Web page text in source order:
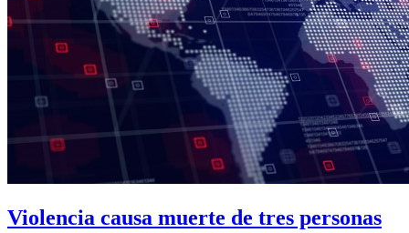
Violencia causa muerte de tres personas